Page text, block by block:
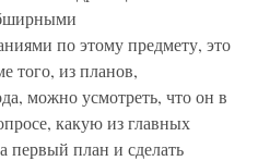
по этому предмету, это
того, из планов,
можно усмотреть, что он в
какую из главных
первый план и сделать